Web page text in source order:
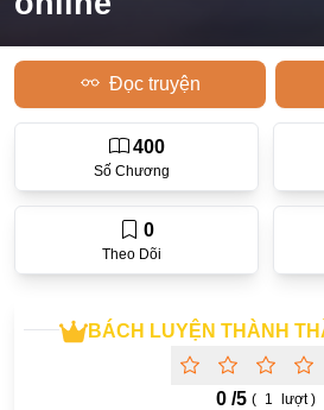
Điền Văn
Thanh Xuân Vườn Trường
Cưới Trước Yêu Sau
Đam Mỹ
Không CP
Gương Vỡ Lại Lành
BÁCH LUYỆN THÀNH
0 /5 ( 1 lượt )
Số Chương
400
Theo Dõi
0
Đọc truyện